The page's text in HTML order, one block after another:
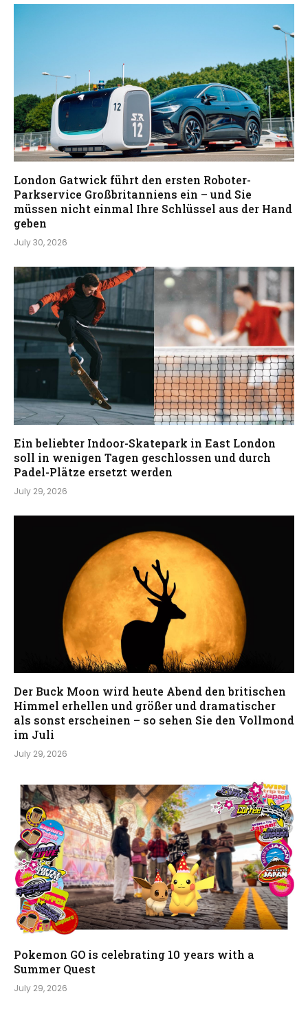
London Gatwick führt den ersten Roboter-
Parkservice Großbritanniens ein – und Sie
müssen nicht einmal Ihre Schlüssel aus der Hand
geben
July 30, 2026
Ein beliebter Indoor-Skatepark in East London
soll in wenigen Tagen geschlossen und durch
Padel-Plätze ersetzt werden
July 29, 2026
Der Buck Moon wird heute Abend den britischen
Himmel erhellen und größer und dramatischer
als sonst erscheinen – so sehen Sie den Vollmond
im Juli
July 29, 2026
Pokemon GO is celebrating 10 years with a
Summer Quest
July 29, 2026